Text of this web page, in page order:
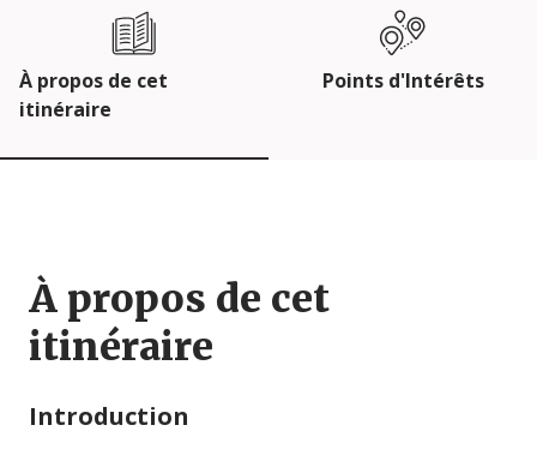
À propos de cet
itinéraire
Points d'Intérêts
À propos de cet
itinéraire
Introduction